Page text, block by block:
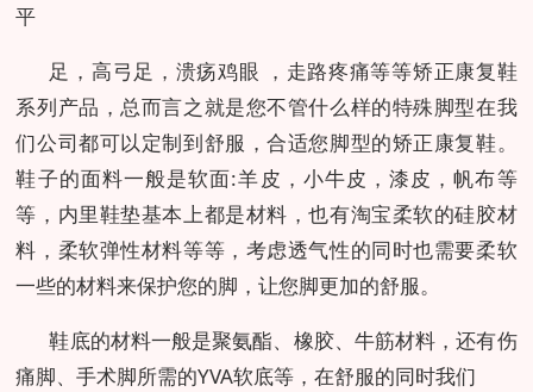
平
足，高弓足，溃疡鸡眼 ，走路疼痛等等矫正康复鞋
系列产品，总而言之就是您不管什么样的特殊脚型在我
们公司都可以定制到舒服，合适您脚型的矫正康复鞋。
鞋子的面料一般是软面:羊皮，小牛皮，漆皮，帆布等
等，内里鞋垫基本上都是材料，也有淘宝柔软的硅胶材
料，柔软弹性材料等等，考虑透气性的同时也需要柔软
一些的材料来保护您的脚，让您脚更加的舒服。
鞋底的材料一般是聚氨酯、橡胶、牛筋材料，还有伤
痛脚、手术脚所需的YVA软底等，在舒服的同时我们